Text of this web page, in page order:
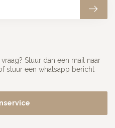
Stuur dan een mail naar
stuur een whatsapp bericht